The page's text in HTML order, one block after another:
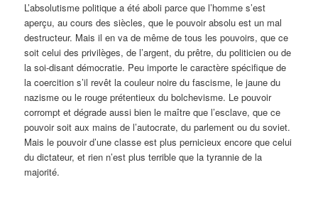
L’absolutisme politique a été aboli parce que l’homme s’est
aperçu, au cours des siècles, que le pouvoir absolu est un mal
destructeur. Mais il en va de même de tous les pouvoirs, que ce
soit celui des privilèges, de l’argent, du prêtre, du politicien ou de
la soi-disant démocratie. Peu importe le caractère spécifique de
la coercition s’il revêt la couleur noire du fascisme, le jaune du
nazisme ou le rouge prétentieux du bolchevisme. Le pouvoir
corrompt et dégrade aussi bien le maître que l’esclave, que ce
pouvoir soit aux mains de l’autocrate, du parlement ou du soviet.
Mais le pouvoir d’une classe est plus pernicieux encore que celui
du dictateur, et rien n’est plus terrible que la tyrannie de la
majorité.